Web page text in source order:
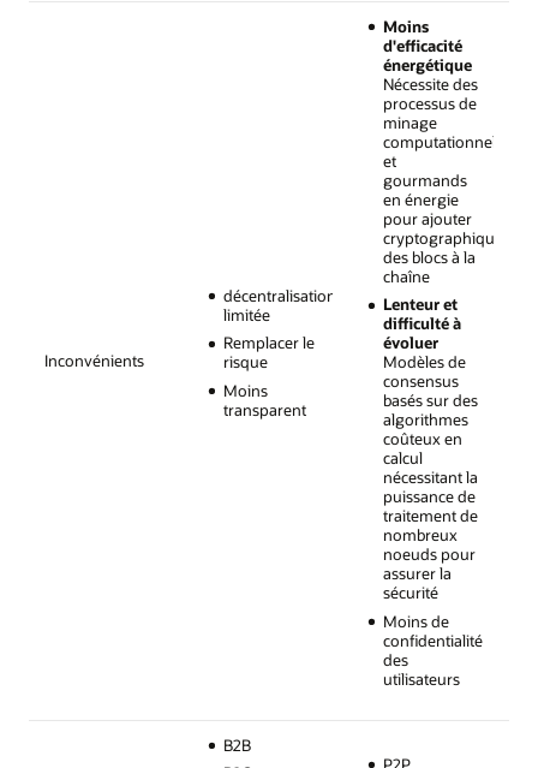
Inconvénients
décentralisation
limitée
Remplacer le
risque
Moins
transparent
Moins
d'efficacité
énergétique
Nécessite des
processus de
minage
computationnels
et
gourmands
en énergie
pour ajouter
des blocs à la
chaîne
Lenteur et
difficulté à
évoluer
Modèles de
consensus
basés sur des
algorithmes
coûteux en
calcul
nécessitant la
puissance de
traitement de
nombreux
noeuds pour
assurer la
sécurité
Moins de
confidentialité
des
utilisateurs
B2B
P2P